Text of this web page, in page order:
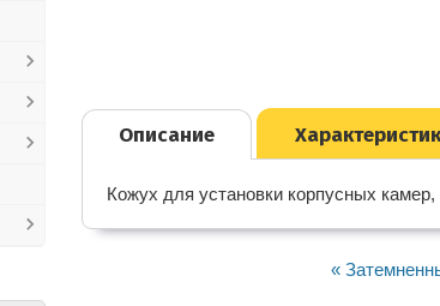
Описание
Кожух для установки корпусных
«